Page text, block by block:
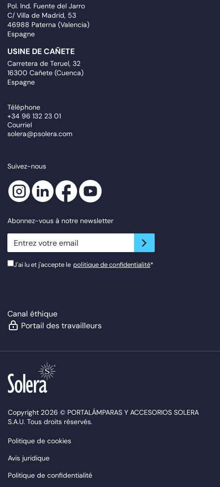
Pol. Ind. Fuente del Jarro
C/ Villa de Madrid, 53
46988 Paterna (Valencia)
Espagne
USINE DE CAÑETE
Carretera de Teruel, 32
16300 Cañete (Cuenca)
Espagne
Téléphone
+34 96 132 23 01
Courriel
solera@psolera.com
Suivez-nous
Abonnez-vous à notre newsletter
newsletter.suscribe
J'ai lu et j'accepte le politique de confidentialité*
Canal éthique
Portail des travailleurs
Copyright 2026 © PORTALÁMPARAS Y ACCESORIOS SOLERA
S.A.U. Tous droits réservés.
Politique de cookies
Avis juridique
Politique de confidentialité